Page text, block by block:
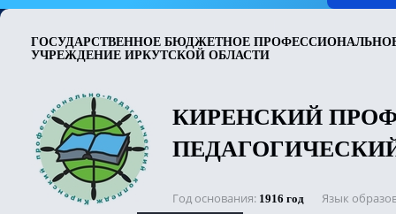
ГОСУДАРСТВЕННОЕ БЮДЖЕТНОЕ ПРОФЕССИОНАЛЬНОЕ
УЧРЕЖДЕНИЕ ИРКУТСКОЙ ОБЛАСТИ
КИРЕНСКИЙ
Год основания 1916 год Язык